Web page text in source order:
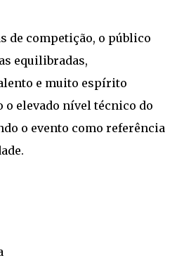
de competição, o público
equilibradas,
e muito espírito
elevado nível técnico do
o evento como referência